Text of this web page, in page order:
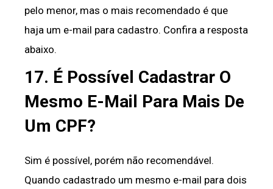
pelo menor, mas o mais recomendado é que
haja um e-mail para cadastro. Confira a resposta
abaixo.
17. É Possível Cadastrar O
Mesmo E-Mail Para Mais De
Um CPF?
Sim é possível, porém não recomendável.
Quando cadastrado um mesmo e-mail para dois